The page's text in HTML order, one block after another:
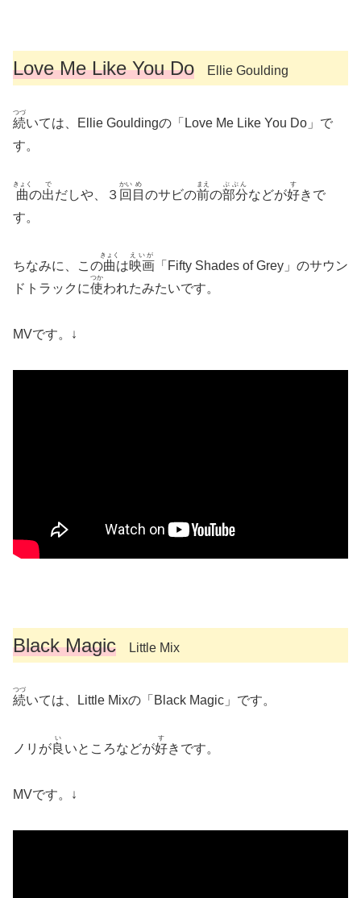
Love Me Like You Do Ellie Goulding
続
つづ
いては、Ellie Gouldingの「Love Me Like You Do」で
す。
曲
きょく
の出
で
だしや、３ 回
かい
目
め
のサビの前
まえ
の部分
ぶぶん
などが好
す
きで
す。
ちなみに、この曲
きょく
は映画
えいが
「Fifty Shades of Grey」のサウン
ドトラックに使
つか
われたみたいです。
MVです。↓
Black Magic Little Mix
続
つづ
いては、Little Mixの「Black Magic」です。
ノリが良
い
いところなどが好
す
きです。
MVです。↓